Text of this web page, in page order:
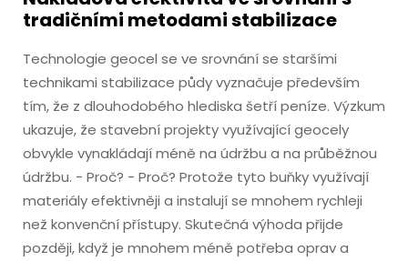
tradičními metodami stabilizace
Technologie geocel se ve srovnání se staršími
technikami stabilizace půdy vyznačuje především
tím, že z dlouhodobého hlediska šetří peníze. Výzkum
ukazuje, že stavební projekty využívající geocely
obvykle vynakládají méně na údržbu a na průběžnou
údržbu. - Proč? - Proč? Protože tyto buňky využívají
materiály efektivněji a instalují se mnohem rychleji
než konvenční přístupy. Skutečná výhoda přijde
později, když je mnohem méně potřeba oprav a